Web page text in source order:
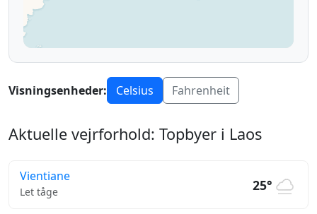
Visningsenheder: Celsius Fahrenheit
Aktuelle vejrforhold: Topbyer i Laos
Vientiane
Let tåge 25°